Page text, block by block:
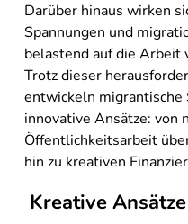
Darüber hinaus wirken
Spannungen und
belastend auf die Arbeit
Trotz dieser
entwickeln
innovative Ansätze: von
Öffentlichkeitsarbeit
hin zu kreativen
Kreative